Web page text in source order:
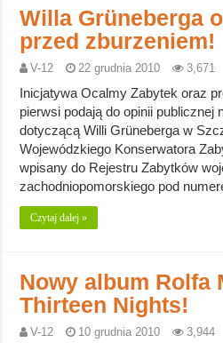
Willa Grüneberga
przed zburzeniem!
V-12 22 grudnia 2010 3,671
Inicjatywa Ocalmy Zabytek oraz
pierwsi podają do opinii publicznej
dotyczącą Willi Grüneberga w
Wojewódzkiego Konserwatora
wpisany do Rejestru Zabytków
zachodniopomorskiego pod
Czytaj dalej »
Nowy album Rolfa
Thirteen Nights!
V-12 10 grudnia 2010 3,944